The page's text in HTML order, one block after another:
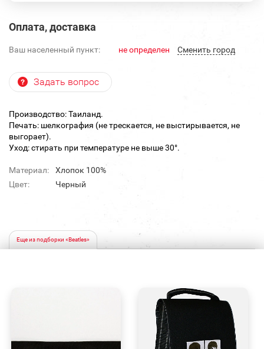
Оплата, доставка
Ваш населенный пункт: не определен Cменить город
Задать вопрос
Производство: Таиланд.
Печать: шелкография (не трескается, не выстирывается, не
выгорает).
Уход: стирать при температуре не выше 30°.
Материал:
Хлопок 100%
Цвет:
Черный
Еще из подборки «Beatles»